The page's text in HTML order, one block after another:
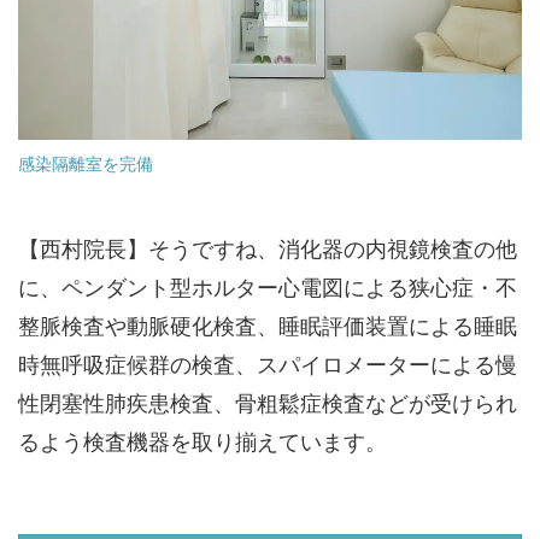
感染隔離室を完備
【西村院長】そうですね、消化器の内視鏡検査の他
に、ペンダント型ホルター心電図による狭心症・不
整脈検査や動脈硬化検査、睡眠評価装置による睡眠
時無呼吸症候群の検査、スパイロメーターによる慢
性閉塞性肺疾患検査、骨粗鬆症検査などが受けられ
るよう検査機器を取り揃えています。